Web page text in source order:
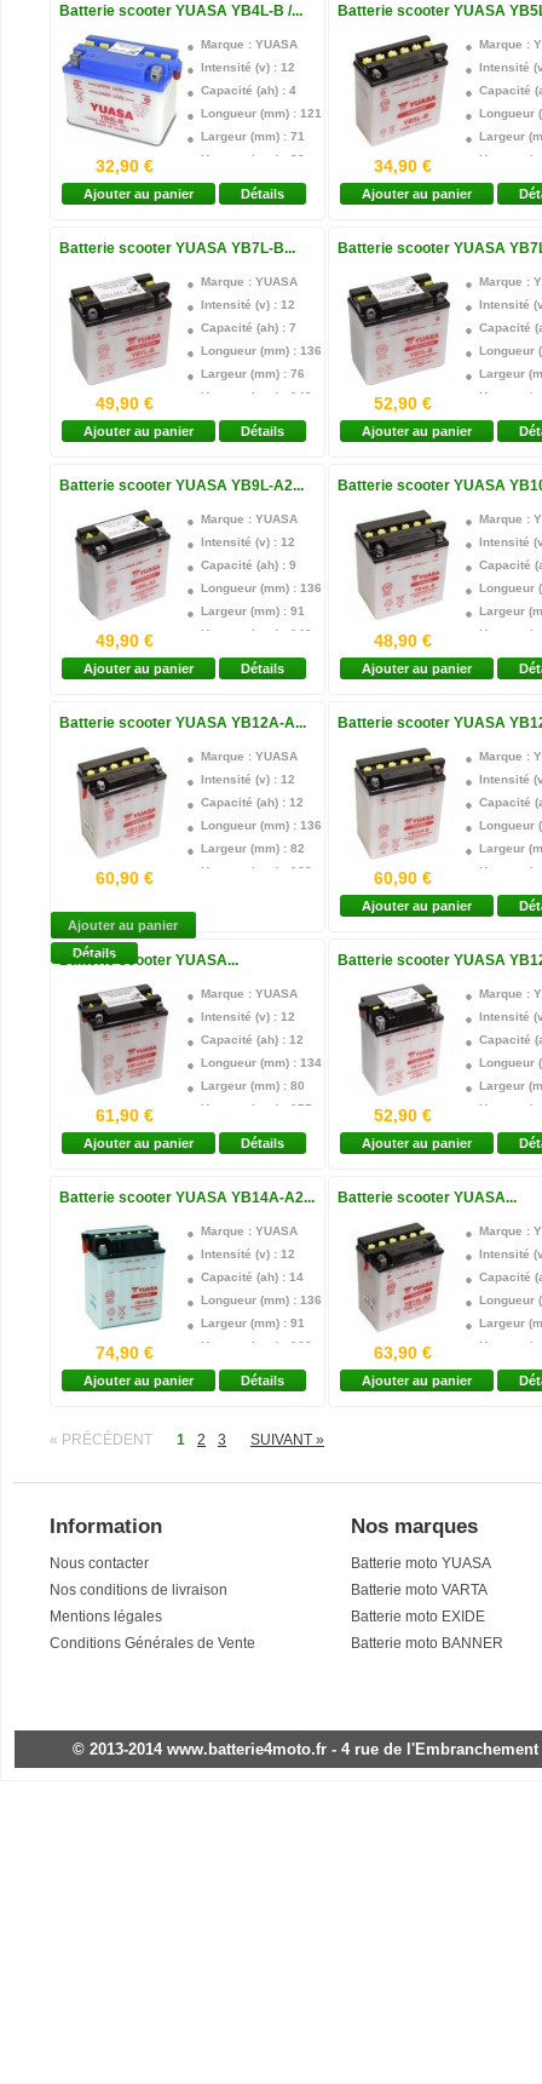
Garantie : 1 an
Garantie :
Batterie scooter YUASA YB4L-B /...
Marque : YUASA
Intensité (v) : 12
Capacité (ah) : 4
Longueur (mm) : 121
Largeur (mm) : 71
Hauteur (mm) : 93
Technologie : Plomb acide
Borne + : Droite
Garantie : 1 an
32,90 €
Ajouter au panier Détails
Batterie scooter YUASA
Marque :
Intensité
Capacité
Longueur
Largeur
Hauteur
Borne + :
Garantie :
34,90 €
Ajouter au panier
Batterie scooter YUASA YB7L-B...
Marque : YUASA
Intensité (v) : 12
Capacité (ah) : 7
Longueur (mm) : 136
Largeur (mm) : 76
Hauteur (mm) : 140
Technologie : Plomb acide
Borne + : Droite
Garantie : 1 an
49,90 €
Ajouter au panier Détails
Batterie scooter YUASA
Marque :
Intensité
Capacité
Longueur
Largeur
Hauteur
Borne + :
Garantie :
52,90 €
Ajouter au panier
Batterie scooter YUASA YB9L-A2...
Marque : YUASA
Intensité (v) : 12
Capacité (ah) : 9
Longueur (mm) : 136
Largeur (mm) : 91
Hauteur (mm) : 146
Technologie : Plomb acide
Borne + : Droite
Garantie : 1 an
49,90 €
Ajouter au panier Détails
Batterie scooter YUASA
Marque :
Intensité
Capacité
Longueur
Largeur
Hauteur
Borne + :
Garantie :
48,90 €
Ajouter au panier
Batterie scooter YUASA YB12A-A...
Marque : YUASA
Intensité (v) : 12
Capacité (ah) : 12
Longueur (mm) : 136
Largeur (mm) : 82
Hauteur (mm) : 162
Technologie : Plomb acide
Garantie : 1 an
60,90 €
Ajouter au panier
Détails
Batterie scooter YUASA
Marque :
Intensité
Capacité
Longueur
Largeur
Hauteur
Borne + :
Garantie :
60,90 €
Ajouter au panier
Batterie scooter YUASA...
Marque : YUASA
Intensité (v) : 12
Capacité (ah) : 12
Longueur (mm) : 134
Largeur (mm) : 80
Hauteur (mm) : 175
Technologie : Plomb acide
Borne + : Droite
Garantie : 1 an
61,90 €
Ajouter au panier Détails
Batterie scooter YUASA
Marque :
Intensité
Capacité
Longueur
Largeur
Hauteur
Borne + :
Garantie :
52,90 €
Ajouter au panier
Batterie scooter YUASA YB14A-A2...
Marque : YUASA
Intensité (v) : 12
Capacité (ah) : 14
Longueur (mm) : 136
Largeur (mm) : 91
Hauteur (mm) : 166
Technologie : Plomb acide
Borne + : Gauche
Garantie : 1 an
74,90 €
Ajouter au panier Détails
Batterie scooter YUASA...
Marque :
Intensité
Capacité
Longueur
Largeur
Hauteur
Borne + :
63,90 €
Ajouter au panier
« PRÉCÉDENT 1 2 3 SUIVANT »
Information
Nous contacter
Nos conditions de livraison
Mentions légales
Conditions Générales de Vente
Nos marques
Batterie moto YUASA
Batterie moto VARTA
Batterie moto EXIDE
Batterie moto BANNER
© 2013-2014 www.batterie4moto.fr - 4 rue de